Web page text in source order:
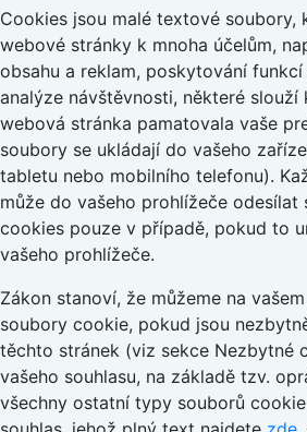
Cookies jsou malé textové soubory,
webové stránky k mnoha účelům,
obsahu a reklam, poskytování
analýze návštěvnosti, některé slouží
webová stránka pamatovala vaše
soubory se ukládají do vašeho
tabletu nebo mobilního telefonu).
může do vašeho prohlížeče odesílat
cookies pouze v případě, pokud to
vašeho prohlížeče.
Zákon stanoví, že můžeme na
soubory cookie, pokud jsou
těchto stránek (viz sekce Nezbytné
vašeho souhlasu, na základě tzv.
všechny ostatní typy souborů